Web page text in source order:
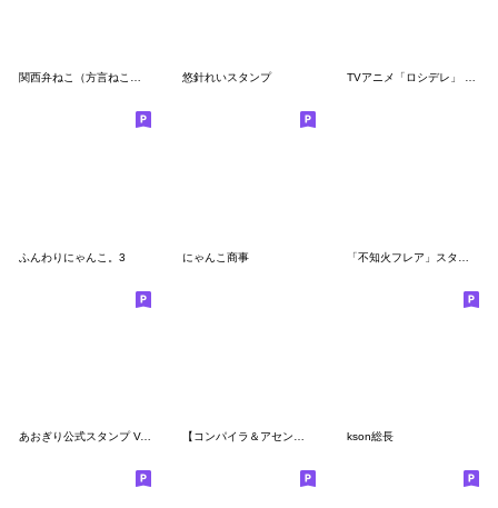
関西弁ねこ（方言ねこシリーズ） 悠針れいスタンプ TVアニメ「ロシデレ」 vol.2
ふんわりにゃんこ。3 にゃんこ商事
あおぎり公式スタンプ Vol.1 ※再販です kson総長